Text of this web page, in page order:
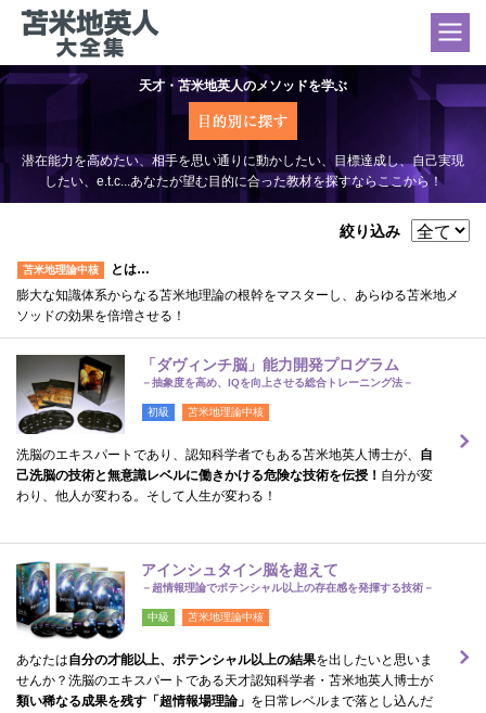
天才・苫米地英人のメソッドを学ぶ
潜在能力を高めたい、相手を思い通りに動かしたい、目標達成し、自己実現
したい、e.t.c...あなたが望む目的に合った教材を探すならここから！
絞り込み
苫米地理論中核
とは…
膨大な知識体系からなる苫米地理論の根幹をマスターし、あらゆる苫米地メ
ソッドの効果を倍増させる！
「ダヴィンチ脳」能力開発プログラム
－抽象度を高め、IQを向上させる総合トレーニング法－
初級 苫米地理論中核
洗脳のエキスパートであり、認知科学者でもある苫米地英人博士が、 自
己洗脳の技術と無意識レベルに働きかける危険な技術を伝授！ 自分が変
わり、他人が変わる。そして人生が変わる！
アインシュタイン脳を超えて
－超情報理論でポテンシャル以上の存在感を発揮する技術－
中級 苫米地理論中核
あなたは自分の才能以上、ポテンシャル以上の結果を出したいと思いま
せんか？洗脳のエキスパートである天才認知科学者・苫米地英人博士が
類い稀なる成果を残す「超情報場理論」 を日常レベルまで落とし込んだ